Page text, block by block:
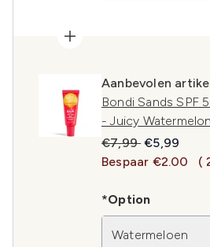
Aanbevolen
Bondi Sands SPF
- Juicy
Recommended
€7,99Huidige
€5,99
Bespaar €2.00
(
*Option
Watermeloen